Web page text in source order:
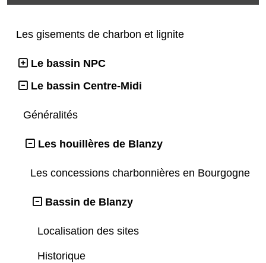
Les gisements de charbon et lignite
Le bassin NPC
Le bassin Centre-Midi
Généralités
Les houillères de Blanzy
Les concessions charbonnières en Bourgogne
Bassin de Blanzy
Localisation des sites
Historique